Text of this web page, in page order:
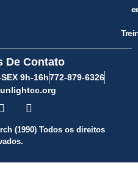
De Contato
9h-16h772-879-6326
(1990) Todos os direitos